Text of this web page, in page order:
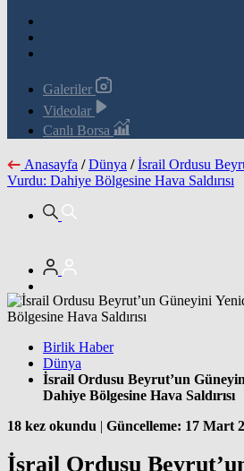
Galeriler
Videolar
Canlı Borsa
Anasayfa / Dünya / İsrail Ordusu
Vurdu: Dahiye Bölgesine Hava Saldırısı
Birlik Haber
Dünya
İsrail Ordusu Beyrut’un
Dahiye Bölgesine Hava Saldırısı
18 kez okundu | Güncelleme: 17 Mart
İsrail Ordusu